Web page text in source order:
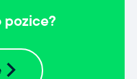
pozice?